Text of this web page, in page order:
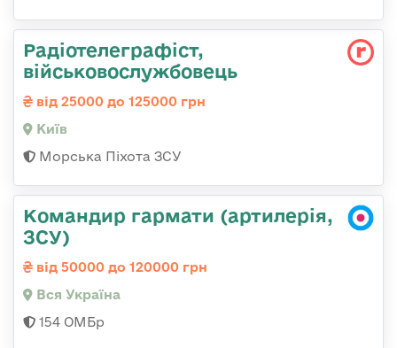
Радіотелеграфіст,
військовослужбовець
від 25000 до 125000 грн
Київ
Морська Піхота ЗСУ
Командир гармати (артилерія,
ЗСУ)
від 50000 до 120000 грн
Вся Україна
154 ОМБр